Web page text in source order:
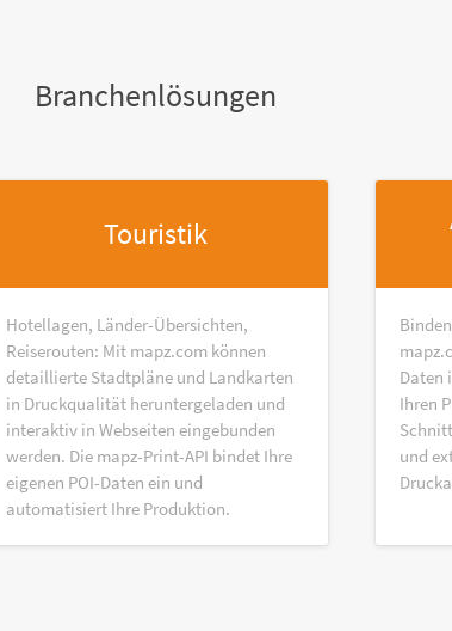
Branchenlösungen
Touristik
Hotellagen, Länder-Übersichten,
Reiserouten: Mit mapz.com können
detaillierte Stadtpläne und Landkarten
in Druckqualität heruntergeladen und
interaktiv in Webseiten eingebunden
werden. Die mapz-Print-API bindet Ihre
eigenen POI-Daten ein und
automatisiert Ihre Produktion.
Daten
Ihren
und